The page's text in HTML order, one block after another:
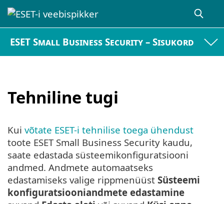
ESET Small Business Security – Sisukord
Tehniline tugi
Kui võtate ESET-i tehnilise toega ühendust
toote ESET Small Business Security kaudu,
saate edastada süsteemikonfiguratsiooni
andmed. Andmete automaatseks
edastamiseks valige rippmenüüst Süsteemi
konfiguratsiooniandmete edastamine